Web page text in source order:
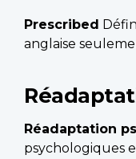
Prescribed
anglaise
Réadaptation
psychologiques